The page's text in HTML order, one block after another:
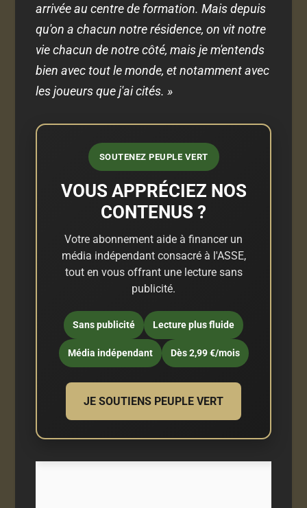
arrivée au centre de formation. Mais depuis
qu'on a chacun notre résidence, on vit notre
vie chacun de notre côté, mais je m'entends
bien avec tout le monde, et notamment avec
les joueurs que j'ai cités. »
SOUTENEZ PEUPLE VERT
VOUS APPRÉCIEZ NOS
CONTENUS ?
Votre abonnement aide à financer un
média indépendant consacré à l'ASSE,
tout en vous offrant une lecture sans
publicité.
Sans publicité Lecture plus fluide
Média indépendant Dès 2,99 €/mois
JE SOUTIENS PEUPLE VERT